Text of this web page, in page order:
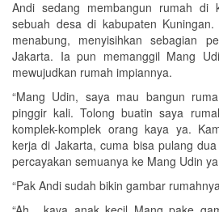
Andi sedang membangun rumah di
sebuah desa di kabupaten
menabung, menyisihkan sebagian
Jakarta. Ia pun memanggil Mang
mewujudkan rumah impiannya.
“Mang Udin, saya mau bangun
pinggir kali. Tolong buatin saya
komplek-komplek orang kaya ya.
kerja di Jakarta, cuma bisa pulang
percayakan semuanya ke Mang Udin
“Pak Andi sudah bikin gambar